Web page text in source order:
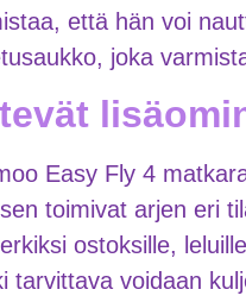
että hän voi
joka
Easy Fly 4
toimivat arjen eri
ostoksille,
tarvittava voidaan